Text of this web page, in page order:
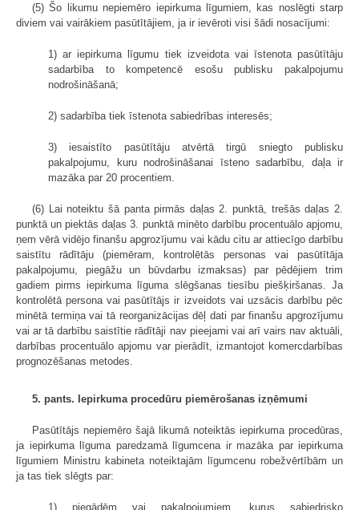
(5) Šo likumu nepiemēro iepirkuma līgumiem, kas noslēgti starp
diviem vai vairākiem pasūtītājiem, ja ir ievēroti visi šādi nosacījumi:
1) ar iepirkuma līgumu tiek izveidota vai īstenota pasūtītāju
sadarbība to kompetencē esošu publisku pakalpojumu
nodrošināšanā;
2) sadarbība tiek īstenota sabiedrības interesēs;
3) iesaistīto pasūtītāju atvērtā tirgū sniegto publisku
pakalpojumu, kuru nodrošināšanai īsteno sadarbību, daļa ir
mazāka par 20 procentiem.
(6) Lai noteiktu šā panta pirmās daļas 2. punktā, trešās daļas 2.
punktā un piektās daļas 3. punktā minēto darbību procentuālo apjomu,
ņem vērā vidējo finanšu apgrozījumu vai kādu citu ar attiecīgo darbību
saistītu rādītāju (piemēram, kontrolētās personas vai pasūtītāja
pakalpojumu, piegāžu un būvdarbu izmaksas) par pēdējiem trim
gadiem pirms iepirkuma līguma slēgšanas tiesību piešķiršanas. Ja
kontrolētā persona vai pasūtītājs ir izveidots vai uzsācis darbību pēc
minētā termiņa vai tā reorganizācijas dēļ dati par finanšu apgrozījumu
vai ar tā darbību saistītie rādītāji nav pieejami vai arī vairs nav aktuāli,
darbības procentuālo apjomu var pierādīt, izmantojot komercdarbības
prognozēšanas metodes.
5. pants. Iepirkuma procedūru piemērošanas izņēmumi
Pasūtītājs nepiemēro šajā likumā noteiktās iepirkuma procedūras,
ja iepirkuma līguma paredzamā līgumcena ir mazāka par iepirkuma
līgumiem Ministru kabineta noteiktajām līgumcenu robežvērtībām un
ja tas tiek slēgts par:
1) piegādēm vai pakalpojumiem, kurus sabiedrisko